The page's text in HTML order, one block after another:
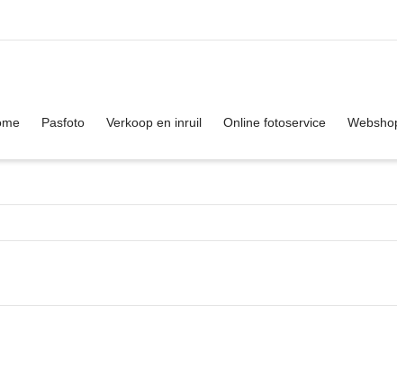
me the colour items.
Pasfoto Verkoop en inruil Online fotoservice